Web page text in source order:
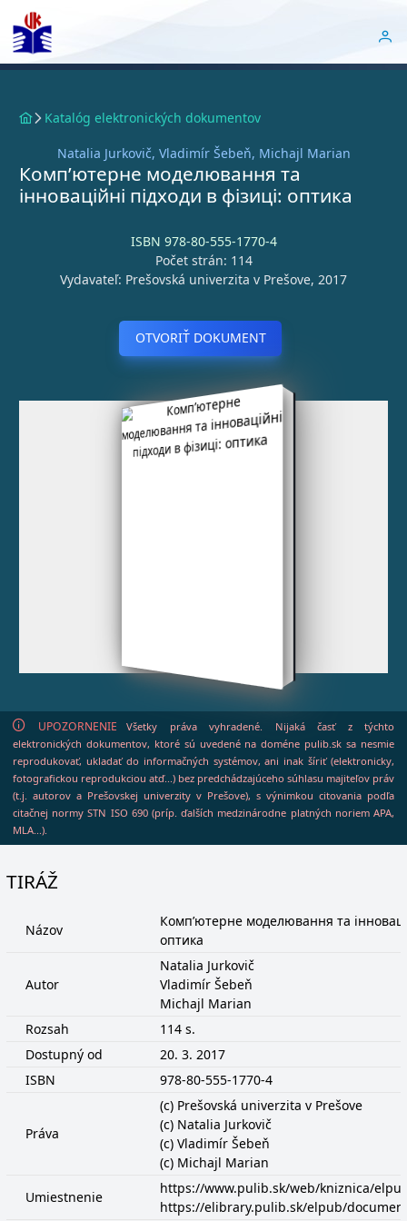
Katalóg elektronických dokumentov
Natalia Jurkovič, Vladimír Šebeň, Michajl Marian
Комп’ютерне моделювання та
інноваційні підходи в фізиці: оптика
ISBN 978-80-555-1770-4
Počet strán: 114
Vydavateľ: Prešovská univerzita v Prešove, 2017
OTVORIŤ DOKUMENT
UPOZORNENIE
Všetky práva vyhradené. Nijaká časť z týchto
elektronických dokumentov, ktoré sú uvedené na doméne pulib.sk sa nesmie
reprodukovať, ukladať do informačných systémov, ani inak šíriť (elektronicky,
fotografickou reprodukciou atď...) bez predchádzajúceho súhlasu majiteľov práv
(t.j. autorov a Prešovskej univerzity v Prešove), s výnimkou citovania podľa
citačnej normy STN ISO 690 (príp. ďalších medzinárodne platných noriem APA,
MLA...).
TIRÁŽ
Názov
Комп’ютерне моделювання та
оптика
Autor
Natalia Jurkovič
Vladimír Šebeň
Michajl Marian
Rozsah
114 s.
Dostupný od
20. 3. 2017
ISBN
978-80-555-1770-4
Práva
(c) Prešovská univerzita v Prešove
(c) Natalia Jurkovič
(c) Vladimír Šebeň
(c) Michajl Marian
Umiestnenie
https://www.pulib.sk/web/kniznica/
https://elibrary.pulib.sk/elpub/